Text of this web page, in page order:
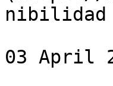
nibilidad
03 April